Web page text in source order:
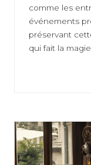
comme les
événements
préservant
qui fait la